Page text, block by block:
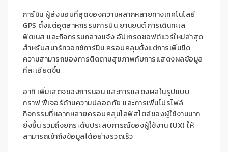
การ์มิน ผู้ส่งมอบที่สุดของความหลากหลายทางเทคโนโลยี
GPS ตั้งแต่อุตสาหกรรมการบิน ยานยนต์ การเดินทะเล
ฟิตเนส และกิจกรรมกลางแจ้ง อัปเกรดซอฟต์แวร์ใหม่ล่าสุด
สำหรับสมารทวอทช์การ์มิน ครอบคลุมตั้งแต่การเพิ่มขีด
ความสามารถของการติดตามสุขภาพกับการแสดงผลข้อมูล
ที่ละเอียดขึ้น
อาทิ เพิ่มเสตจของการนอน และการแสดงผลในรูปแบบ
กราฟ ฟีเจอร์ด้านความปลอดภัย และการเพิ่มโปรไฟล์
กิจกรรมที่หลากหลายครอบคลุมไลฟ์สไตล์ของผู้ใช้งานมาก
ยิ่งขึ้น รวมถึงยกระดับประสบการณ์ของผู้ใช้งาน(UX) ให้
สามารถเข้าถึงข้อมูลได้อย่างรวดเร็ว